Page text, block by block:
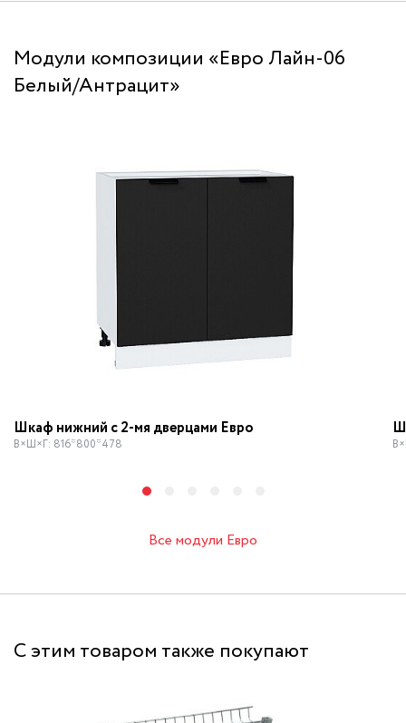
Модули композиции «Евро Лайн-06
Белый/Антрацит»
Шкаф нижний с 2-мя дверцами Евро
В×Ш×Г: 816*800*478
Все модули Евро
С этим товаром также покупают